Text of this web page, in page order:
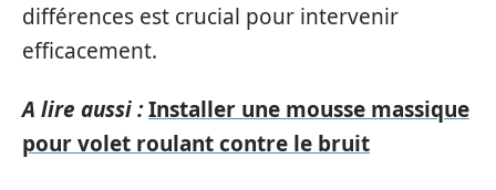
différences est crucial pour intervenir
efficacement.
A lire aussi :Installer une mousse massique
pour volet roulant contre le bruit